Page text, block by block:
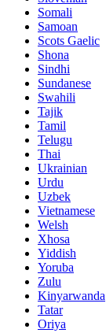
Somali
Samoan
Scots Gaelic
Shona
Sindhi
Sundanese
Swahili
Tajik
Tamil
Telugu
Thai
Ukrainian
Urdu
Uzbek
Vietnamese
Welsh
Xhosa
Yiddish
Yoruba
Zulu
Kinyarwanda
Tatar
Oriya